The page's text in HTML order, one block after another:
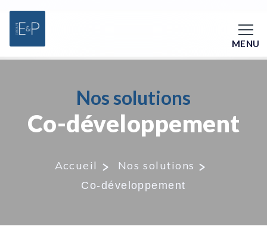
MENU
Nos solutions
Co-développement
Accueil Nos solutions
Co-développement